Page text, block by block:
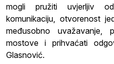
mogli pružiti uvjerljiv
komunikaciju, otvorenost
međusobno uvažavanje,
mostove i prihvaćati
Glasnović.